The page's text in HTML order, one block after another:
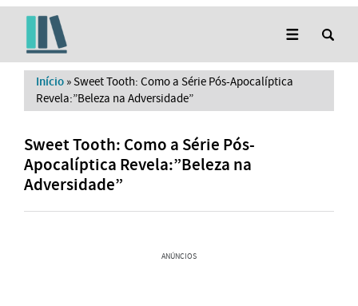
Início »Sweet Tooth: Como a Série Pós-Apocalíptica
Revela:”Beleza na Adversidade”
Sweet Tooth: Como a Série Pós-
Apocalíptica Revela:”Beleza na
Adversidade”
ANÚNCIOS